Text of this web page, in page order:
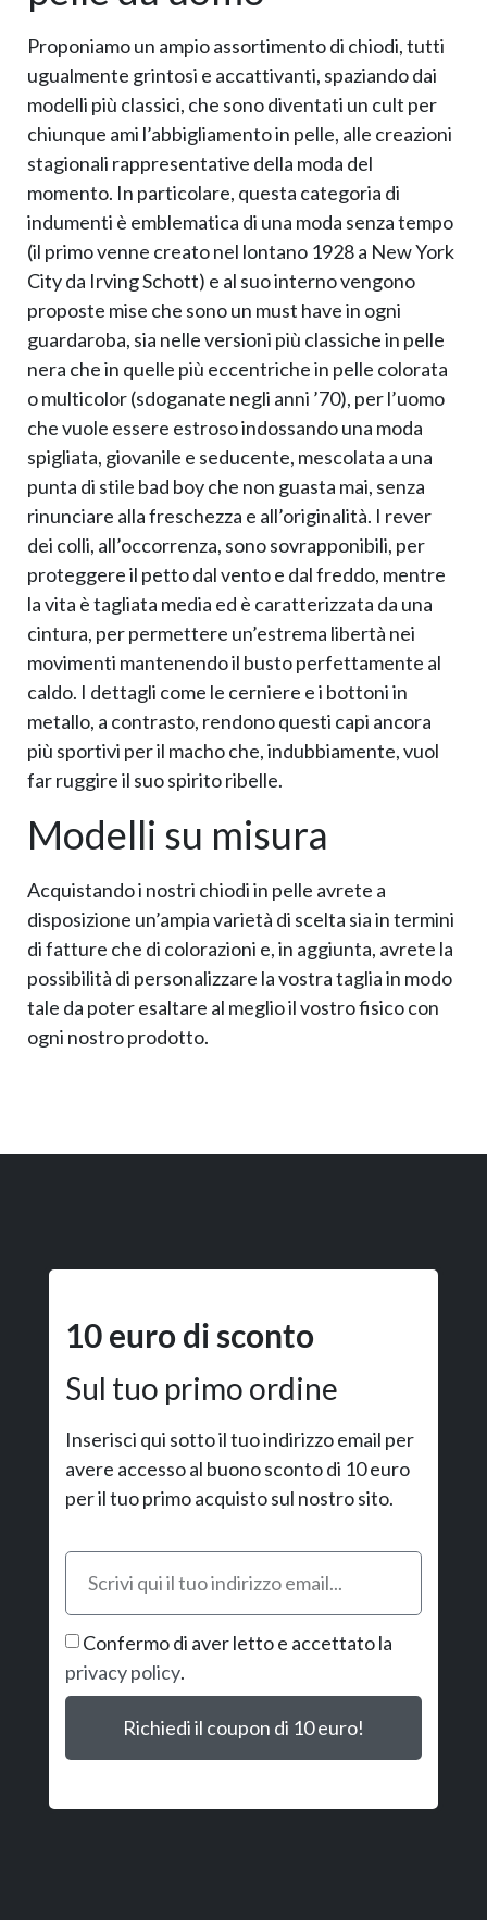
Proponiamo un ampio assortimento di chiodi, tutti
ugualmente grintosi e accattivanti, spaziando dai
modelli più classici, che sono diventati un cult per
chiunque ami l’abbigliamento in pelle, alle creazioni
stagionali rappresentative della moda del
momento. In particolare, questa categoria di
indumenti è emblematica di una moda senza tempo
(il primo venne creato nel lontano 1928 a New York
City da Irving Schott) e al suo interno vengono
proposte mise che sono un must have in ogni
guardaroba, sia nelle versioni più classiche in pelle
nera che in quelle più eccentriche in pelle colorata
o multicolor (sdoganate negli anni ’70), per l’uomo
che vuole essere estroso indossando una moda
spigliata, giovanile e seducente, mescolata a una
punta di stile bad boy che non guasta mai, senza
rinunciare alla freschezza e all’originalità. I rever
dei colli, all’occorrenza, sono sovrapponibili, per
proteggere il petto dal vento e dal freddo, mentre
la vita è tagliata media ed è caratterizzata da una
cintura, per permettere un’estrema libertà nei
movimenti mantenendo il busto perfettamente al
caldo. I dettagli come le cerniere e i bottoni in
metallo, a contrasto, rendono questi capi ancora
più sportivi per il macho che, indubbiamente, vuol
far ruggire il suo spirito ribelle.
Modelli su misura
Acquistando i nostri chiodi in pelle avrete a
disposizione un’ampia varietà di scelta sia in termini
di fatture che di colorazioni e, in aggiunta, avrete la
possibilità di personalizzare la vostra taglia in modo
tale da poter esaltare al meglio il vostro fisico con
ogni nostro prodotto.
10 euro di sconto
Sul tuo primo ordine
Inserisci qui sotto il tuo indirizzo email per
avere accesso al buono sconto di 10 euro
per il tuo primo acquisto sul nostro sito.
Confermo di aver letto e accettato la
privacy policy.
Richiedi il coupon di 10 euro!